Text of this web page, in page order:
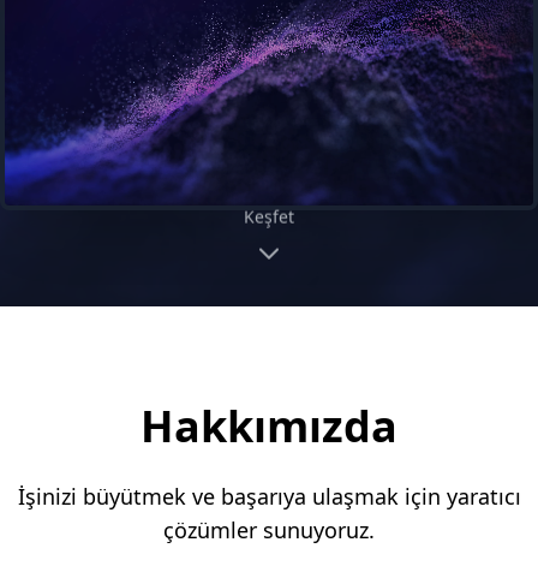
Keşfet
Hakkımızda
İşinizi büyütmek ve başarıya ulaşmak için yaratıcı
çözümler sunuyoruz.